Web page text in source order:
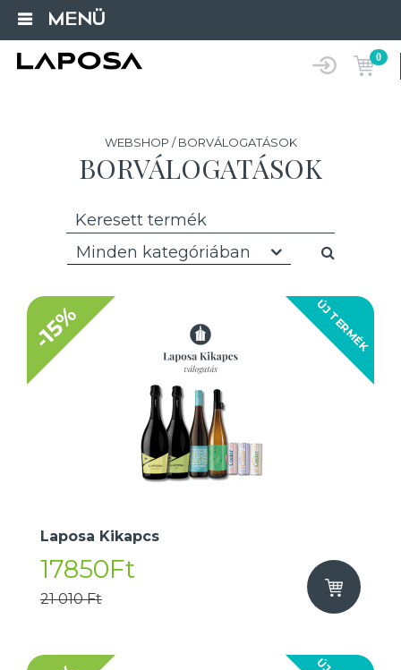
MENÜ
0
WEBSHOP / BORVÁLOGATÁSOK
BORVÁLOGATÁSOK
Minden kategóriában
ÚJ TERMÉK
-15%
Laposa Kikapcs
17850Ft
21 010 Ft